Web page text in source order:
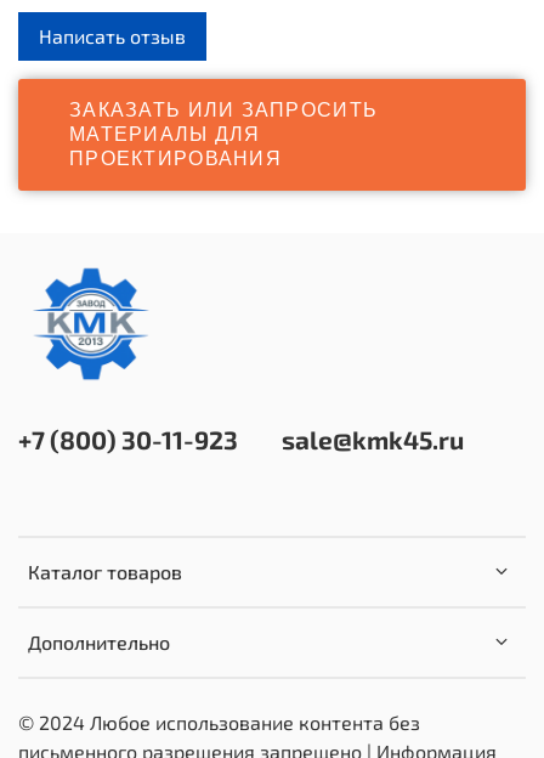
Написать отзыв
ЗАКАЗАТЬ ИЛИ ЗАПРОСИТЬ
МАТЕРИАЛЫ ДЛЯ
ПРОЕКТИРОВАНИЯ
Каталог товаров
Дополнительно
+7 (800) 30-11-923 sale@kmk45.ru
© 2024 Любое использование контента без
письменного разрешения запрещено | Информация